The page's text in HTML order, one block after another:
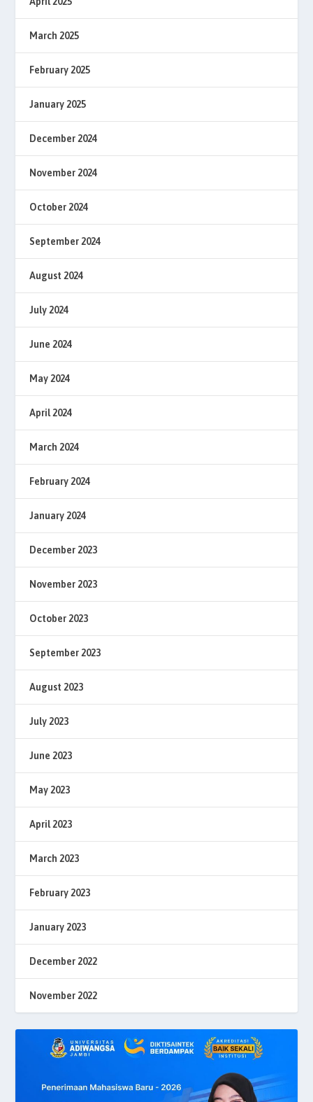
March 2025
February 2025
January 2025
December 2024
November 2024
October 2024
September 2024
August 2024
July 2024
June 2024
May 2024
April 2024
March 2024
February 2024
January 2024
December 2023
November 2023
October 2023
September 2023
August 2023
July 2023
June 2023
May 2023
April 2023
March 2023
February 2023
January 2023
December 2022
November 2022